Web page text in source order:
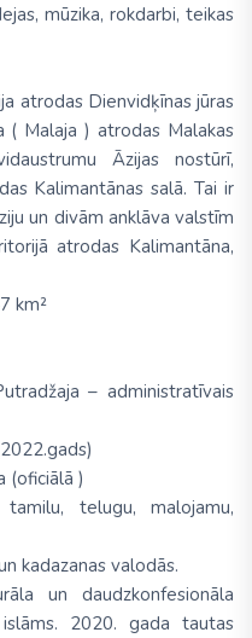
mūzika, rokdarbi, teikas
atrodas Dienvidķīnas jūras
( Malaja ) atrodas Malakas
Āzijas nostūrī,
Kalimantānas salā. Tai ir
un divām anklāva valstīm
atrodas Kalimantāna,
km²
– administratīvais
(oficiālā )
telugu, malojamu,
kadazanas valodās.
un daudzkonfesionāla
2020. gada tautas